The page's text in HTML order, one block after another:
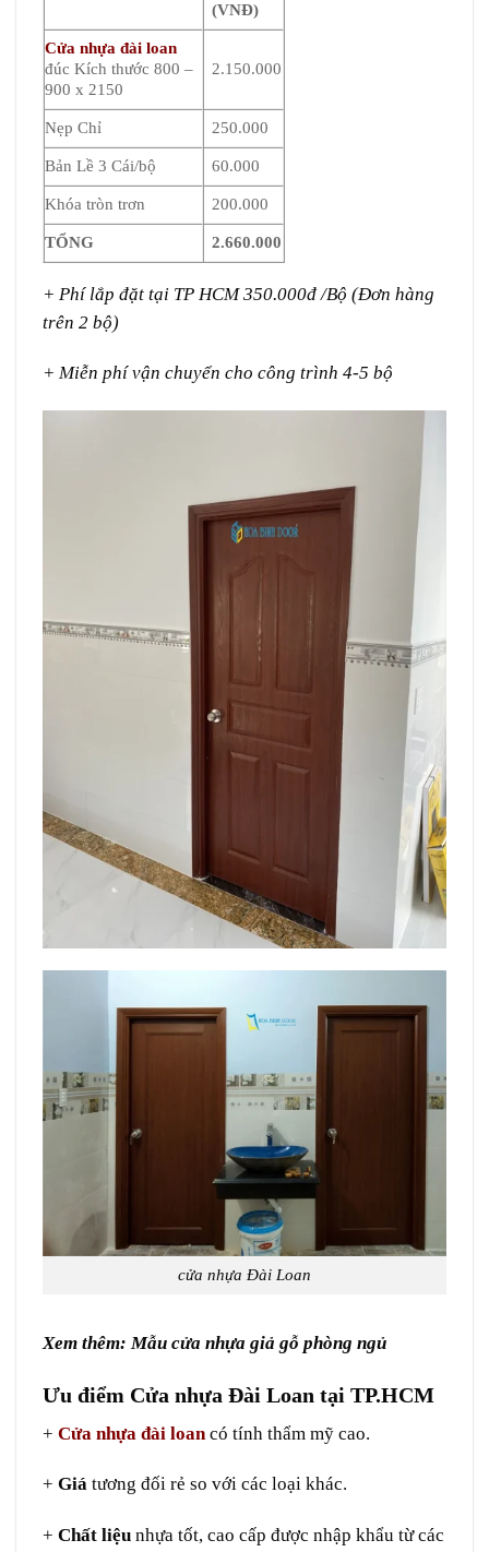
(VNĐ)
Cửa nhựa đài loan
đúc Kích thước 800 –
900 x 2150
2.150.000
Nẹp Chỉ 250.000
Bản Lề 3 Cái/bộ 60.000
Khóa tròn trơn 200.000
TỔNG 2.660.000
+ Phí lắp đặt tại TP HCM 350.000đ /Bộ (Đơn hàng
trên 2 bộ)
+ Miễn phí vận chuyển cho công trình 4-5 bộ
cửa nhựa Đài Loan
Xem thêm:Mẫu cửa nhựa giả gỗ phòng ngủ
Ưu điểm Cửa nhựa Đài Loan tại TP.HCM
+ Cửa nhựa đài loan có tính thẩm mỹ cao.
+ Giá tương đối rẻ so với các loại khác.
+ Chất liệu nhựa tốt, cao cấp được nhập khẩu từ các